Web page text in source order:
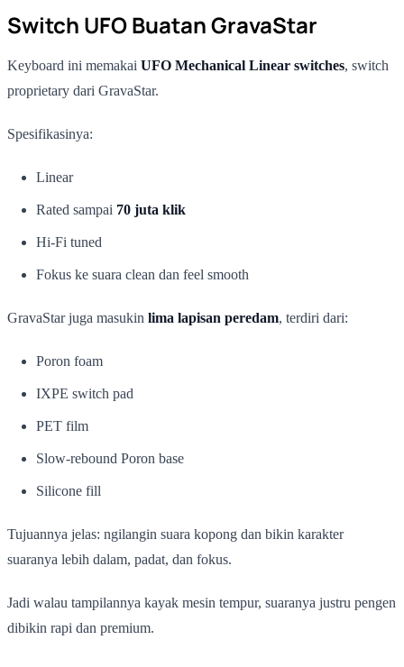
Switch UFO Buatan GravaStar
Keyboard ini memakai UFO Mechanical Linear switches, switch
proprietary dari GravaStar.
Spesifikasinya:
Linear
Rated sampai 70 juta klik
Hi-Fi tuned
Fokus ke suara clean dan feel smooth
GravaStar juga masukin lima lapisan peredam, terdiri dari:
Poron foam
IXPE switch pad
PET film
Slow-rebound Poron base
Silicone fill
Tujuannya jelas: ngilangin suara kopong dan bikin karakter
suaranya lebih dalam, padat, dan fokus.
Jadi walau tampilannya kayak mesin tempur, suaranya justru pengen
dibikin rapi dan premium.